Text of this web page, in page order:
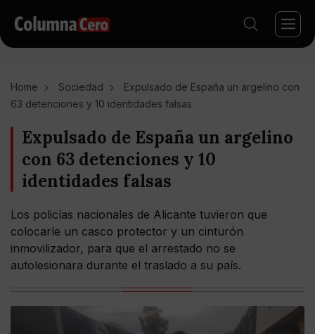
Home Sociedad
Expulsado de España un argelino con
63 detenciones y 10 identidades falsas
Expulsado de España un argelino
con 63 detenciones y 10
identidades falsas
Los policías nacionales de Alicante tuvieron que
colocarle un casco protector y un cinturón
inmovilizador, para que el arrestado no se
autolesionara durante el traslado a su país.